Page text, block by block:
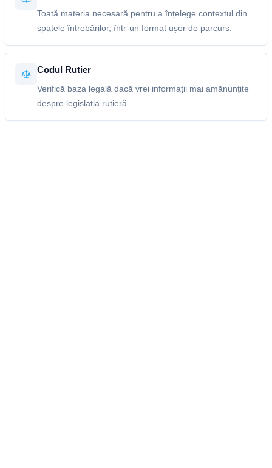
Toată materia necesară pentru a înțelege contextul din
spatele întrebărilor, într-un format ușor de parcurs.
Codul Rutier
Verifică baza legală dacă vrei informații mai amănunțite
despre legislația rutieră.